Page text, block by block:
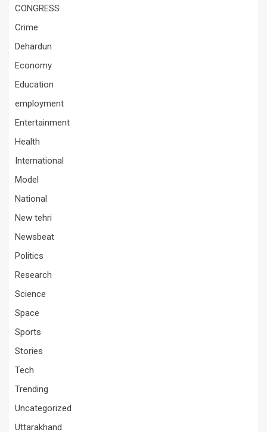
CONGRESS
Crime
Dehardun
Economy
Education
employment
Entertainment
Health
International
Model
National
New tehri
Newsbeat
Politics
Research
Science
Space
Sports
Stories
Tech
Trending
Uncategorized
Uttarakhand